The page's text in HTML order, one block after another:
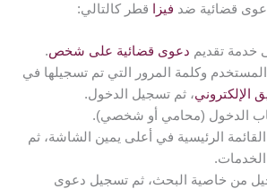
قضائية ضد فيزا قطر كالتالي:
خدمة تقديم دعوى قضائية على شخص.
وكلمة المرور التي تم تسجيلها في
الإلكتروني، ثم تسجيل الدخول.
الدخول (محامي أو شخصي).
القائمة الرئيسية في أعلى يمين الشاشة، ثم
الخدمات.
من خاصية البحث، ثم تسجيل دعوى